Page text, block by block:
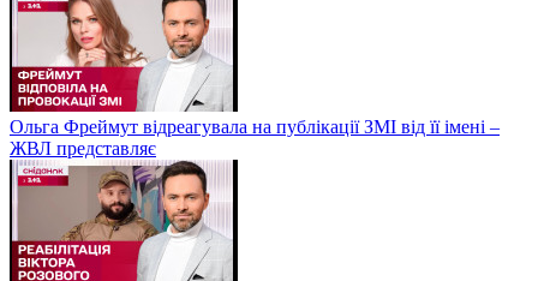
Ольга Фреймут відреагувала на публікації ЗМІ від її імені –
ЖВЛ представляє